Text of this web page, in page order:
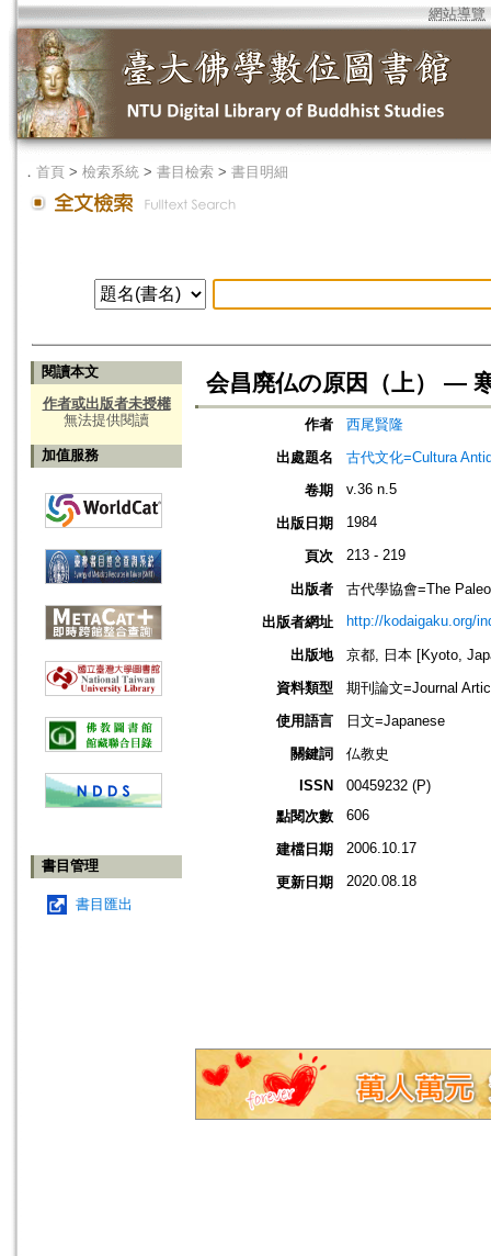
網站導覽
． 首頁 > 檢索系統 > 書目檢索 > 書目明細
閱讀本文
作者或出版者未授權
無法提供閱讀
加值服務
書目管理
書目匯出
会昌廃仏の原因（上） ―
作者
西尾賢隆
出處題名
古代文化=Cultura
卷期
v.36 n.5
出版日期 1984
頁次 213 - 219
出版者
古代學協會=The
出版者網址
http://kodaigaku.org/
出版地
京都, 日本 [Kyoto,
資料類型
期刊論文=Journal
使用語言
日文=Japanese
關鍵詞
仏教史
ISSN
00459232 (P)
點閱次數
606
建檔日期 2006.10.17
更新日期 2020.08.18